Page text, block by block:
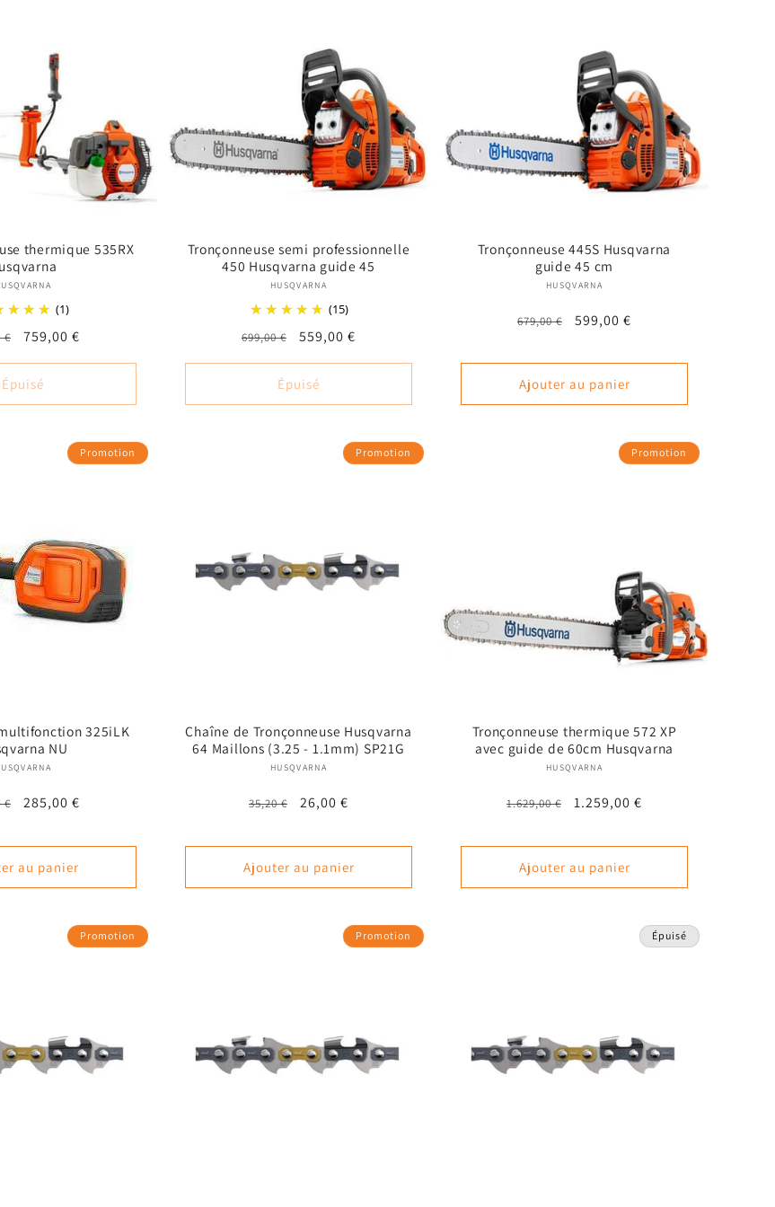
thermique 535RX
Fournisseur :
(1)
€
Prix
759,00 €
Épuisé
Tronçonneuse semi professionnelle
450 Husqvarna guide 45
Fournisseur :
HUSQVARNA
(15)
Prix
699,00 €
Prix
559,00 €
Épuisé
Tronçonneuse 445S Husqvarna
guide 45 cm
Fournisseur :
HUSQVARNA
Prix
679,00 €
Prix
599,00 €
Ajouter au panier
Promotion
325iLK
NU
Fournisseur :
€
Prix
285,00 €
au panier
Promotion
Chaîne de Tronçonneuse Husqvarna
64 Maillons (3.25 - 1.1mm) SP21G
Fournisseur :
HUSQVARNA
Prix
35,20 €
Prix
26,00 €
Ajouter au panier
Promotion
Tronçonneuse thermique 572 XP
avec guide de 60cm Husqvarna
Fournisseur :
HUSQVARNA
Prix
1.629,00 €
Prix
1.259,00 €
Ajouter au panier
Promotion Promotion Épuisé